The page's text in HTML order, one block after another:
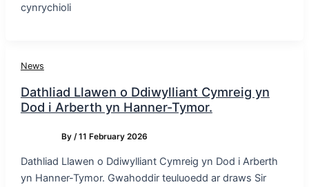
cynrychioli
News
Dathliad Llawen o Ddiwylliant Cymreig yn
Dod i Arberth yn Hanner-Tymor.
By/11 February 2026
Dathliad Llawen o Ddiwylliant Cymreig yn Dod i Arberth
yn Hanner-Tymor. Gwahoddir teuluoedd ar draws Sir